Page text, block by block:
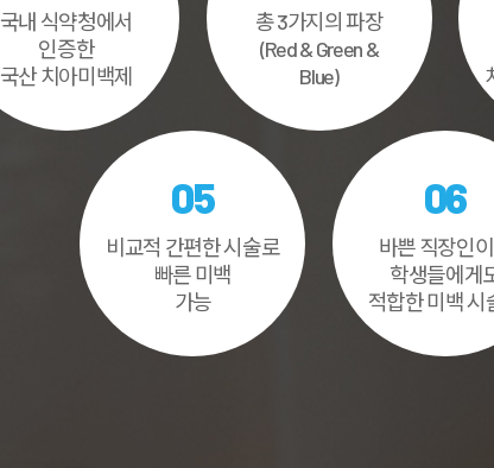
국내 식약청에서
인증한
국산 치아미백제
총 3가지의 파장
(Red & Green &
Blue)
05
비교적 간편한 시술로
빠른 미백
가능
06
바쁜 직장인
학생들에게
적합한 미백 시